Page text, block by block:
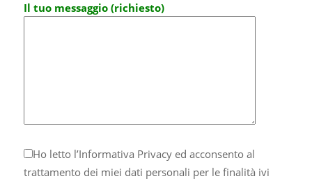
Il tuo messaggio (richiesto)
Ho letto l’Informativa Privacyed acconsento al
trattamento dei miei dati personali per le finalità ivi